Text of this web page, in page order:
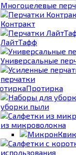
Многоцелевые
Контракт
ЛайтТафф
Универсальные
перчатки
Протирка
уборки пыли
из микроволокна